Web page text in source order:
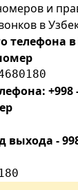
и
в
телефона в
+998
выхода -